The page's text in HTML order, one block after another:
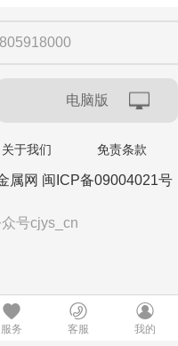
电脑版
关于我们 免责条款
属网 闽ICP备09004021号
号cjys_cn
服务 客服 我的